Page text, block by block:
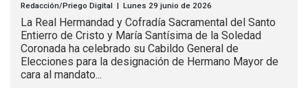
Redacción/Priego Digital | Lunes 29 junio de 2026
La Real Hermandad y Cofradía Sacramental del Santo
Entierro de Cristo y María Santísima de la Soledad
Coronada ha celebrado su Cabildo General de
Elecciones para la designación de Hermano Mayor de
cara al mandato...